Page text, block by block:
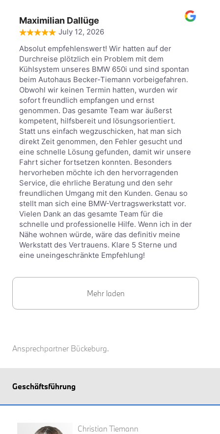
Maximilian Dallüge
July 12, 2026
Absolut empfehlenswert! Wir hatten auf der
Durchreise plötzlich ein Problem mit dem
Kühlsystem unseres BMW 650i und sind spontan
beim Autohaus Becker-Tiemann vorbeigefahren.
Obwohl wir keinen Termin hatten, wurden wir
sofort freundlich empfangen und ernst
genommen. Das gesamte Team war äußerst
kompetent, hilfsbereit und lösungsorientiert.
Statt uns einfach wegzuschicken, hat man sich
direkt Zeit genommen, den Fehler gesucht und
eine schnelle Lösung gefunden, damit wir unsere
Fahrt sicher fortsetzen konnten. Besonders
hervorheben möchte ich den hervorragenden
Service, die ehrliche Beratung und den sehr
freundlichen Umgang mit den Kunden. Genau so
stellt man sich eine BMW-Vertragswerkstatt vor.
Vielen Dank an das gesamte Team für die
schnelle und professionelle Hilfe. Wenn ich in der
Nähe wohnen würde, wäre das definitiv meine
Werkstatt des Vertrauens. Klare 5 Sterne und
eine uneingeschränkte Empfehlung!
Mehr laden
Ansprechpartner Bückeburg.
Geschäftsführung
Christian Tiemann